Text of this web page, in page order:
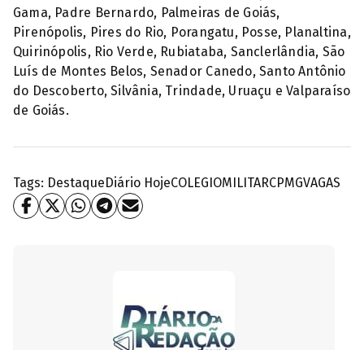
Gama, Padre Bernardo, Palmeiras de Goiás,
Pirenópolis, Pires do Rio, Porangatu, Posse, Planaltina,
Quirinópolis, Rio Verde, Rubiataba, Sanclerlândia, São
Luís de Montes Belos, Senador Canedo, Santo Antônio
do Descoberto, Silvânia, Trindade, Uruaçu e Valparaíso
de Goiás.
Tags: DestaqueDiário HojeCOLEGIOMILITARCPMGVAGAS